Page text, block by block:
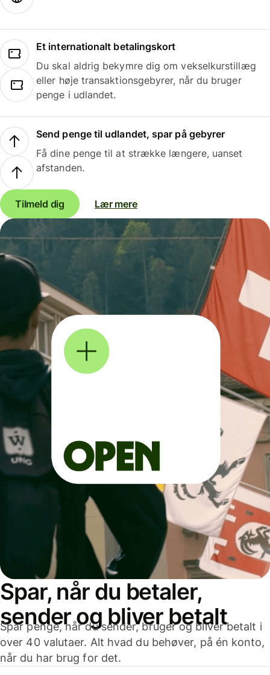
Et internationalt betalingskort
Du skal aldrig bekymre dig om vekselkurstillæg
eller høje transaktionsgebyrer, når du bruger
penge i udlandet.
Send penge til udlandet, spar på gebyrer
Få dine penge til at strække længere, uanset
afstanden.
Tilmeld dig Lær mere
Spar, når du betaler,
sender og bliver betalt
Spar penge, når du sender, bruger og bliver betalt i
over 40 valutaer. Alt hvad du behøver, på én konto,
når du har brug for det.